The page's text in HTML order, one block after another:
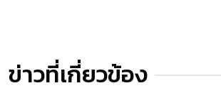
ข่าวที่เกี่ยวข้อง